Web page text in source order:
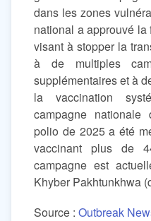
dans les zones
national a approuvé
visant à stopper la
à de multiples
supplémentaires et à
la vaccination
campagne
polio de 2025 a été
vaccinant plus de
campagne est
Khyber Pakhtunkhwa
Source : Outbreak